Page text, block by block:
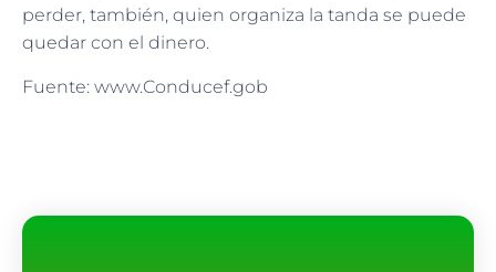
perder, también, quien organiza la tanda se puede
quedar con el dinero.
Fuente: www.Conducef.gob